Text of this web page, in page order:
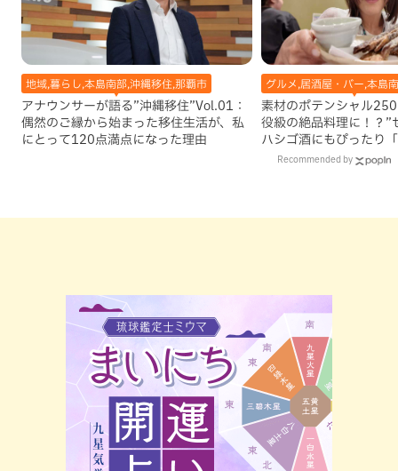
地域,暮らし,本島南部,沖縄移住,那覇市
アナウンサーが語る”沖縄移住”Vol.01：
偶然のご縁から始まった移住生活が、私
にとって120点満点になった理由
グルメ,居酒屋・バー,本島
素材のポテンシャル
役級の絶品料理に！？”
ハシゴ酒にもぴったり
亭」（那覇市）
Recommended by